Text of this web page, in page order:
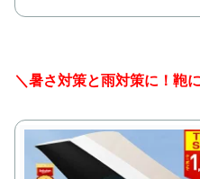
＼暑さ対策と雨対策に！鞄